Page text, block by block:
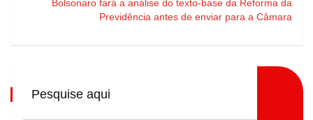
Bolsonaro fará a análise do texto-base da Reforma da
Previdência antes de enviar para a Câmara
Pesquise aqui